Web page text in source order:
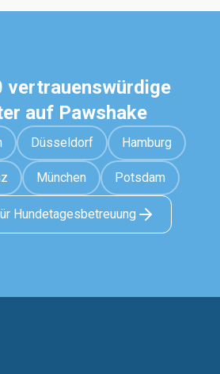
vertrauenswürdige
auf Pawshake
Düsseldorf Hamburg
München Potsdam
Hundetagesbetreuung